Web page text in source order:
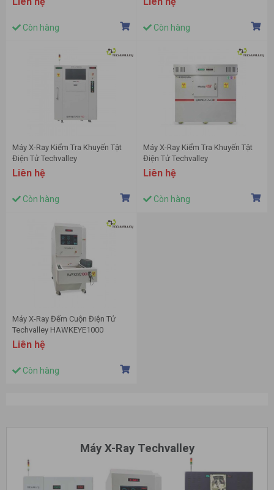
(HAWKEYE9011BR)
Còn hàng Còn hàng
Máy X-Ray Kiểm Tra Khuyến Tật
Điện Tử Techvalley
HAWKEYE9010 AXI
Liên hệ
Còn hàng
Máy X-Ray Kiểm Tra Khuyến Tật
Điện Tử Techvalley
HAWKEYE1600K
Liên hệ
Còn hàng
Máy X-Ray Đếm Cuộn Điện Tử
Techvalley HAWKEYE1000
Liên hệ
Còn hàng
Máy X-Ray Techvalley